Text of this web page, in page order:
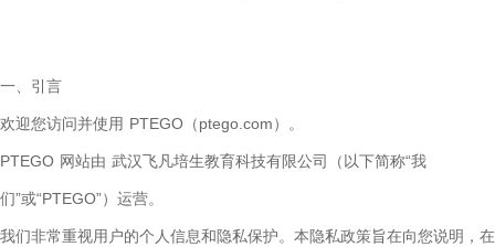
一、引言
欢迎您访问并使用 PTEGO（ptego.com）。
PTEGO 网站由 武汉飞凡培生教育科技有限公司（以下简称“我
们”或“PTEGO”）运营。
我们非常重视用户的个人信息和隐私保护。本隐私政策旨在向您说明，在